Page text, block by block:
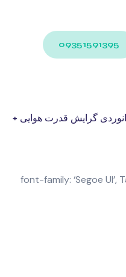
09351591395
گرایش قدرت هوایی +
font-family: ‘Segoe UI’,